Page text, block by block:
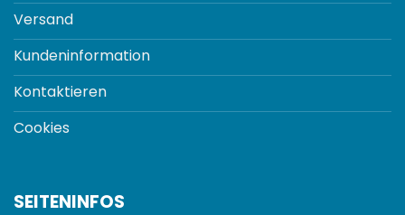
Versand
Kundeninformation
Kontaktieren
Cookies
SEITENINFOS